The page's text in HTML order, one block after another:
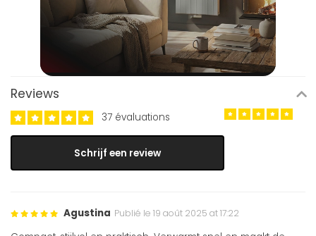
Reviews
37 évaluations
Schrijf een review
Agustina Publié le 19 août 2025 at 17:22